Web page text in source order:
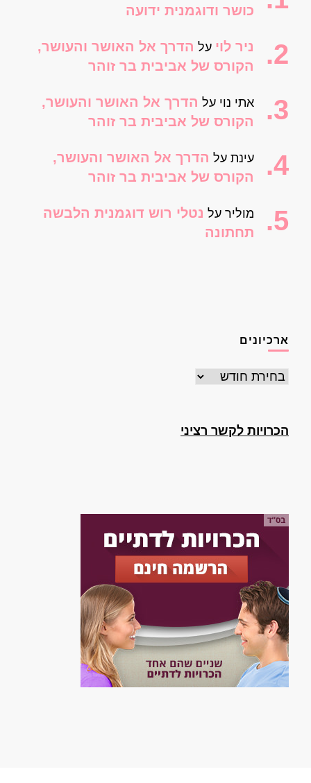
כושר ודוגמנית ידועה
ניר לוי על הדרך אל האושר והעושר,
הקורס של אביבית בר זוהר
אתי נוי על הדרך אל האושר והעושר,
הקורס של אביבית בר זוהר
עינת על הדרך אל האושר והעושר,
הקורס של אביבית בר זוהר
מוליר על נטלי רוש דוגמנית הלבשה
תחתונה
ארכיונים
ארכיונים
הכרויות לקשר רציני